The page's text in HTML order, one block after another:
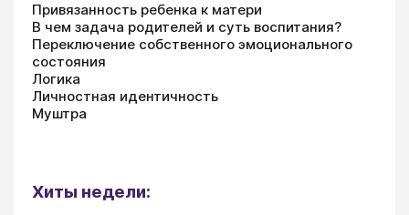
Привязанность ребенка к матери
В чем задача родителей и суть воспитания?
Переключение собственного эмоционального
состояния
Логика
Личностная идентичность
Муштра
Хиты недели: